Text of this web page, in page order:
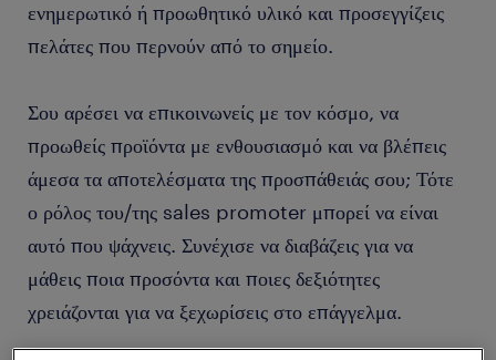
ενημερωτικό ή προωθητικό υλικό και προσεγγίζεις
πελάτες που περνούν από το σημείο.
Σου αρέσει να επικοινωνείς με τον κόσμο, να
προωθείς προϊόντα με ενθουσιασμό και να βλέπεις
άμεσα τα αποτελέσματα της προσπάθειάς σου; Τότε
ο ρόλος του/της sales promoter μπορεί να είναι
αυτό που ψάχνεις. Συνέχισε να διαβάζεις για να
μάθεις ποια προσόντα και ποιες δεξιότητες
χρειάζονται για να ξεχωρίσεις στο επάγγελμα.